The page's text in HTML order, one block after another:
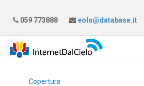
059 773888 eolo@database.it
Copertura